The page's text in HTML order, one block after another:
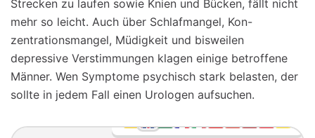
Strecken zu laufen sowie Knien und Bücken, fällt nicht
mehr so leicht. Auch über Schlafmangel, Kon-
zentrationsmangel, Müdigkeit und bisweilen
depressive Verstimmungen klagen einige betroffene
Männer. Wen Symptome psychisch stark belasten, der
sollte in jedem Fall einen Urologen aufsuchen.